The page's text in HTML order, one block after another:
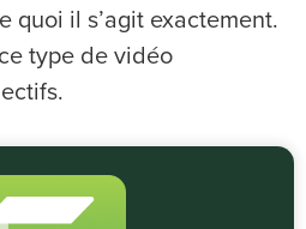
quoi il s’agit exactement.
type de vidéo